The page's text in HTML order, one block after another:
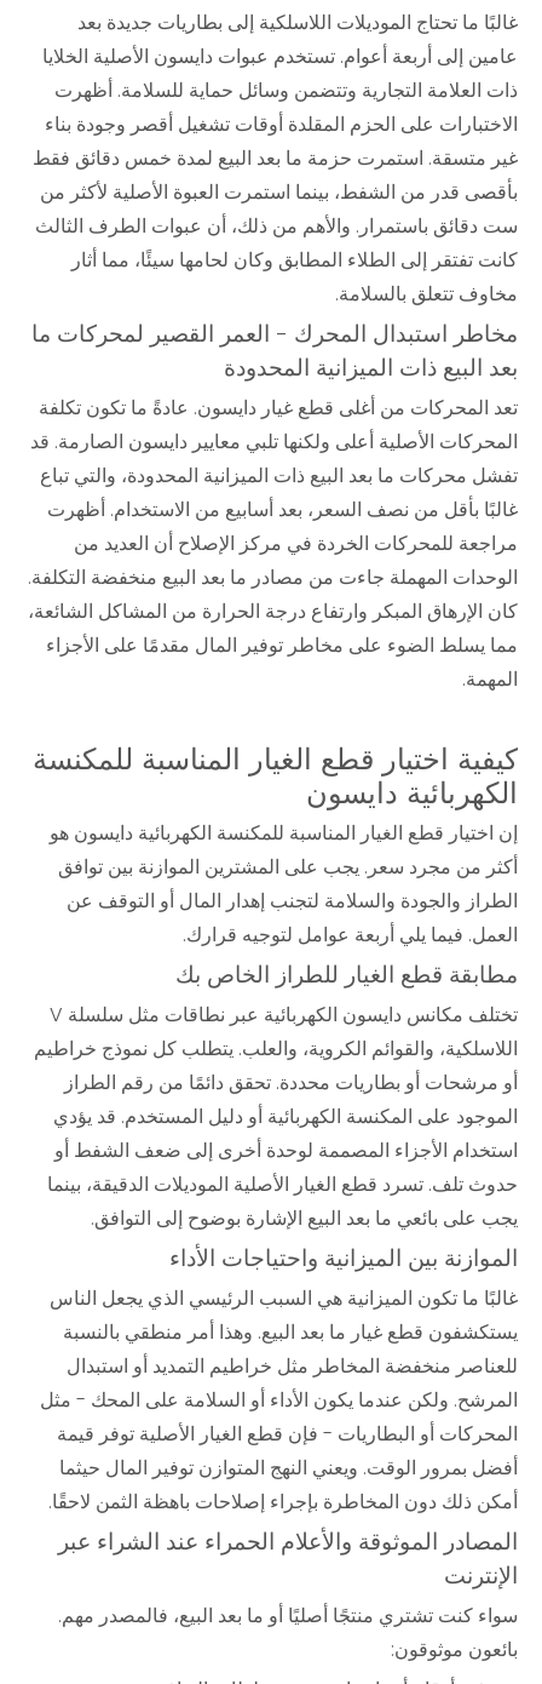
غالبًا ما تحتاج الموديلات اللاسلكية إلى بطاريات جديدة بعد
عامين إلى أربعة أعوام. تستخدم عبوات دايسون الأصلية الخلايا
ذات العلامة التجارية وتتضمن وسائل حماية للسلامة. أظهرت
الاختبارات على الحزم المقلدة أوقات تشغيل أقصر وجودة بناء
غير متسقة. استمرت حزمة ما بعد البيع لمدة خمس دقائق فقط
بأقصى قدر من الشفط، بينما استمرت العبوة الأصلية لأكثر من
ست دقائق باستمرار. والأهم من ذلك، أن عبوات الطرف الثالث
كانت تفتقر إلى الطلاء المطابق وكان لحامها سيئًا، مما أثار
مخاوف تتعلق بالسلامة.
مخاطر استبدال المحرك - العمر القصير لمحركات ما
بعد البيع ذات الميزانية المحدودة
تعد المحركات من أغلى قطع غيار دايسون. عادةً ما تكون تكلفة
المحركات الأصلية أعلى ولكنها تلبي معايير دايسون الصارمة. قد
تفشل محركات ما بعد البيع ذات الميزانية المحدودة، والتي تباع
غالبًا بأقل من نصف السعر، بعد أسابيع من الاستخدام. أظهرت
مراجعة للمحركات الخردة في مركز الإصلاح أن العديد من
الوحدات المهملة جاءت من مصادر ما بعد البيع منخفضة التكلفة.
كان الإرهاق المبكر وارتفاع درجة الحرارة من المشاكل الشائعة،
مما يسلط الضوء على مخاطر توفير المال مقدمًا على الأجزاء
المهمة.
كيفية اختيار قطع الغيار المناسبة للمكنسة
الكهربائية دايسون
إن اختيار قطع الغيار المناسبة للمكنسة الكهربائية دايسون هو
أكثر من مجرد سعر. يجب على المشترين الموازنة بين توافق
الطراز والجودة والسلامة لتجنب إهدار المال أو التوقف عن
العمل. فيما يلي أربعة عوامل لتوجيه قرارك.
مطابقة قطع الغيار للطراز الخاص بك
تختلف مكانس دايسون الكهربائية عبر نطاقات مثل سلسلة V
اللاسلكية، والقوائم الكروية، والعلب. يتطلب كل نموذج خراطيم
أو مرشحات أو بطاريات محددة. تحقق دائمًا من رقم الطراز
الموجود على المكنسة الكهربائية أو دليل المستخدم. قد يؤدي
استخدام الأجزاء المصممة لوحدة أخرى إلى ضعف الشفط أو
حدوث تلف. تسرد قطع الغيار الأصلية الموديلات الدقيقة، بينما
يجب على بائعي ما بعد البيع الإشارة بوضوح إلى التوافق.
الموازنة بين الميزانية واحتياجات الأداء
غالبًا ما تكون الميزانية هي السبب الرئيسي الذي يجعل الناس
يستكشفون قطع غيار ما بعد البيع. وهذا أمر منطقي بالنسبة
للعناصر منخفضة المخاطر مثل خراطيم التمديد أو استبدال
المرشح. ولكن عندما يكون الأداء أو السلامة على المحك - مثل
المحركات أو البطاريات - فإن قطع الغيار الأصلية توفر قيمة
أفضل بمرور الوقت. ويعني النهج المتوازن توفير المال حيثما
أمكن ذلك دون المخاطرة بإجراء إصلاحات باهظة الثمن لاحقًا.
المصادر الموثوقة والأعلام الحمراء عند الشراء عبر
الإنترنت
سواء كنت تشتري منتجًا أصليًا أو ما بعد البيع، فالمصدر مهم.
بائعون موثوقون: